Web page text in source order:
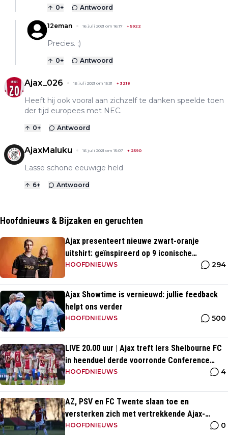
0+ Antwoord
12eman 16 juli 2021 om 16:17 + 5922
Precies. ;)
0+ Antwoord
Ajax_026 16 juli 2021 om 15:31 + 3218
Heeft hij ook vooral aan zichzelf te danken speelde toen
der tijd europees met NEC.
0+ Antwoord
AjaxMaluku 16 juli 2021 om 15:07 + 2590
Lasse schone eeuwige held
6+ Antwoord
Hoofdnieuws & Bijzaken en geruchten
Ajax presenteert nieuwe zwart-oranje
uitshirt: geïnspireerd op 9 iconische
momenten uit clubhistorie
HOOFDNIEUWS 294
Ajax Showtime is vernieuwd: jullie feedback
helpt ons verder
HOOFDNIEUWS 500
LIVE 20.00 uur | Ajax treft Iers Shelbourne FC
in heenduel derde voorronde Conference
League
HOOFDNIEUWS 4
AZ, PSV en FC Twente slaan toe en
versterken zich met vertrekkende Ajax-
talenten
HOOFDNIEUWS 0